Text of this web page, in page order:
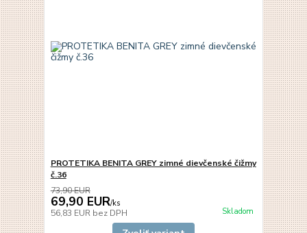
PROTETIKA BENITA GREY zimné dievčenské čižmy
č.36
73,90 EUR
69,90 EUR/ks
56,83 EUR bez DPH Skladom